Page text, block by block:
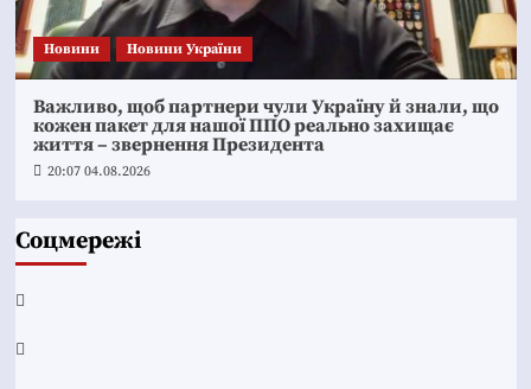
Новини Новини України
Важливо, щоб партнери чули Україну й знали, що
кожен пакет для нашої ППО реально захищає
життя – звернення Президента
20:07 04.08.2026
Соцмережі
Facebook
YouTube